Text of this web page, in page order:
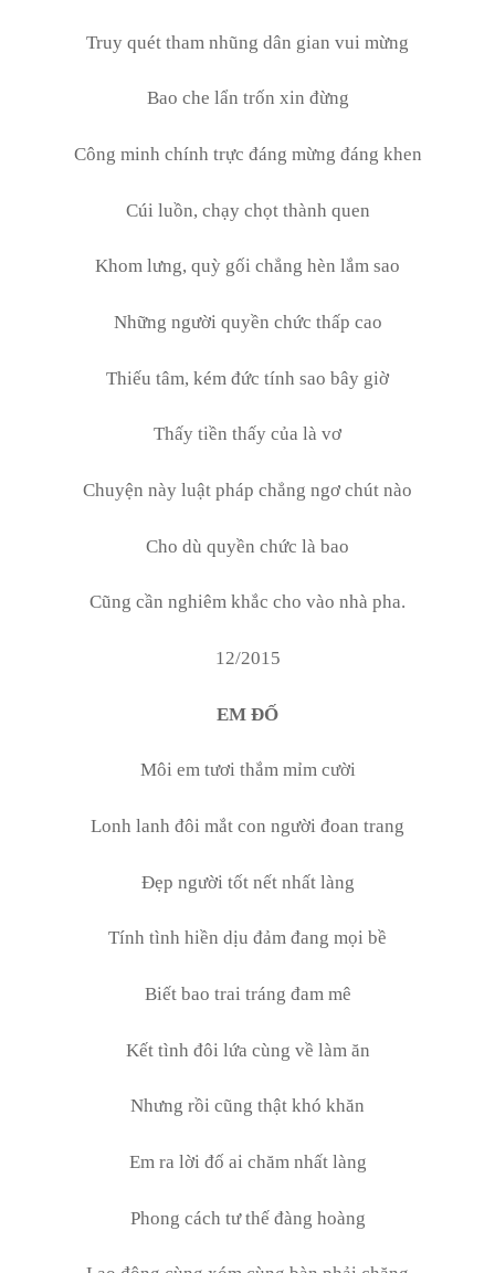
Truy quét tham nhũng dân gian vui mừng
Bao che lẩn trốn xin đừng
Công minh chính trực đáng mừng đáng khen
Cúi luồn, chạy chọt thành quen
Khom lưng, quỳ gối chẳng hèn lắm sao
Những người quyền chức thấp cao
Thiếu tâm, kém đức tính sao bây giờ
Thấy tiền thấy của là vơ
Chuyện này luật pháp chẳng ngơ chút nào
Cho dù quyền chức là bao
Cũng cần nghiêm khắc cho vào nhà pha.
12/2015
EM ĐỐ
Môi em tươi thắm mỉm cười
Lonh lanh đôi mắt con người đoan trang
Đẹp người tốt nết nhất làng
Tính tình hiền dịu đảm đang mọi bề
Biết bao trai tráng đam mê
Kết tình đôi lứa cùng về làm ăn
Nhưng rồi cũng thật khó khăn
Em ra lời đố ai chăm nhất làng
Phong cách tư thế đàng hoàng